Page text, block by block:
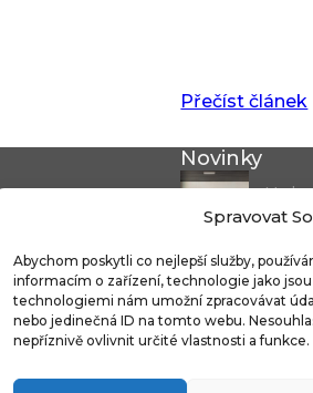
Spravovat
Abychom poskytli co nejlepší služby,
informacím o zařízení, technologie jako
technologiemi nám umožní zpracovávat
nebo jedinečná ID na tomto webu.
nepříznivě ovlivnit určité vlastnosti a funkce.
Přečíst článek
Novinky